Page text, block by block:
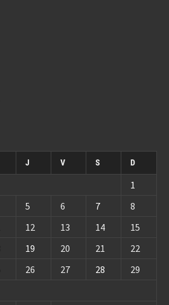
J V S D
1
5 6 7
8
12 13 14
15
19 20 21
22
26 27 28
29